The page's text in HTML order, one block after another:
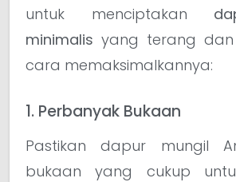
untuk menciptakan
minimalis yang terang dan
cara memaksimalkannya:
1. Perbanyak Bukaan
Pastikan dapur mungil
bukaan yang cukup